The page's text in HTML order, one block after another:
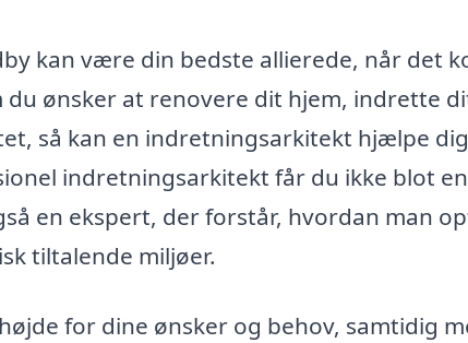
kan være din bedste allierede, når det
ønsker at renovere dit hjem, indrette
så kan en indretningsarkitekt hjælpe
indretningsarkitekt får du ikke blot
en ekspert, der forstår, hvordan man
tiltalende miljøer.
for dine ønsker og behov, samtidig